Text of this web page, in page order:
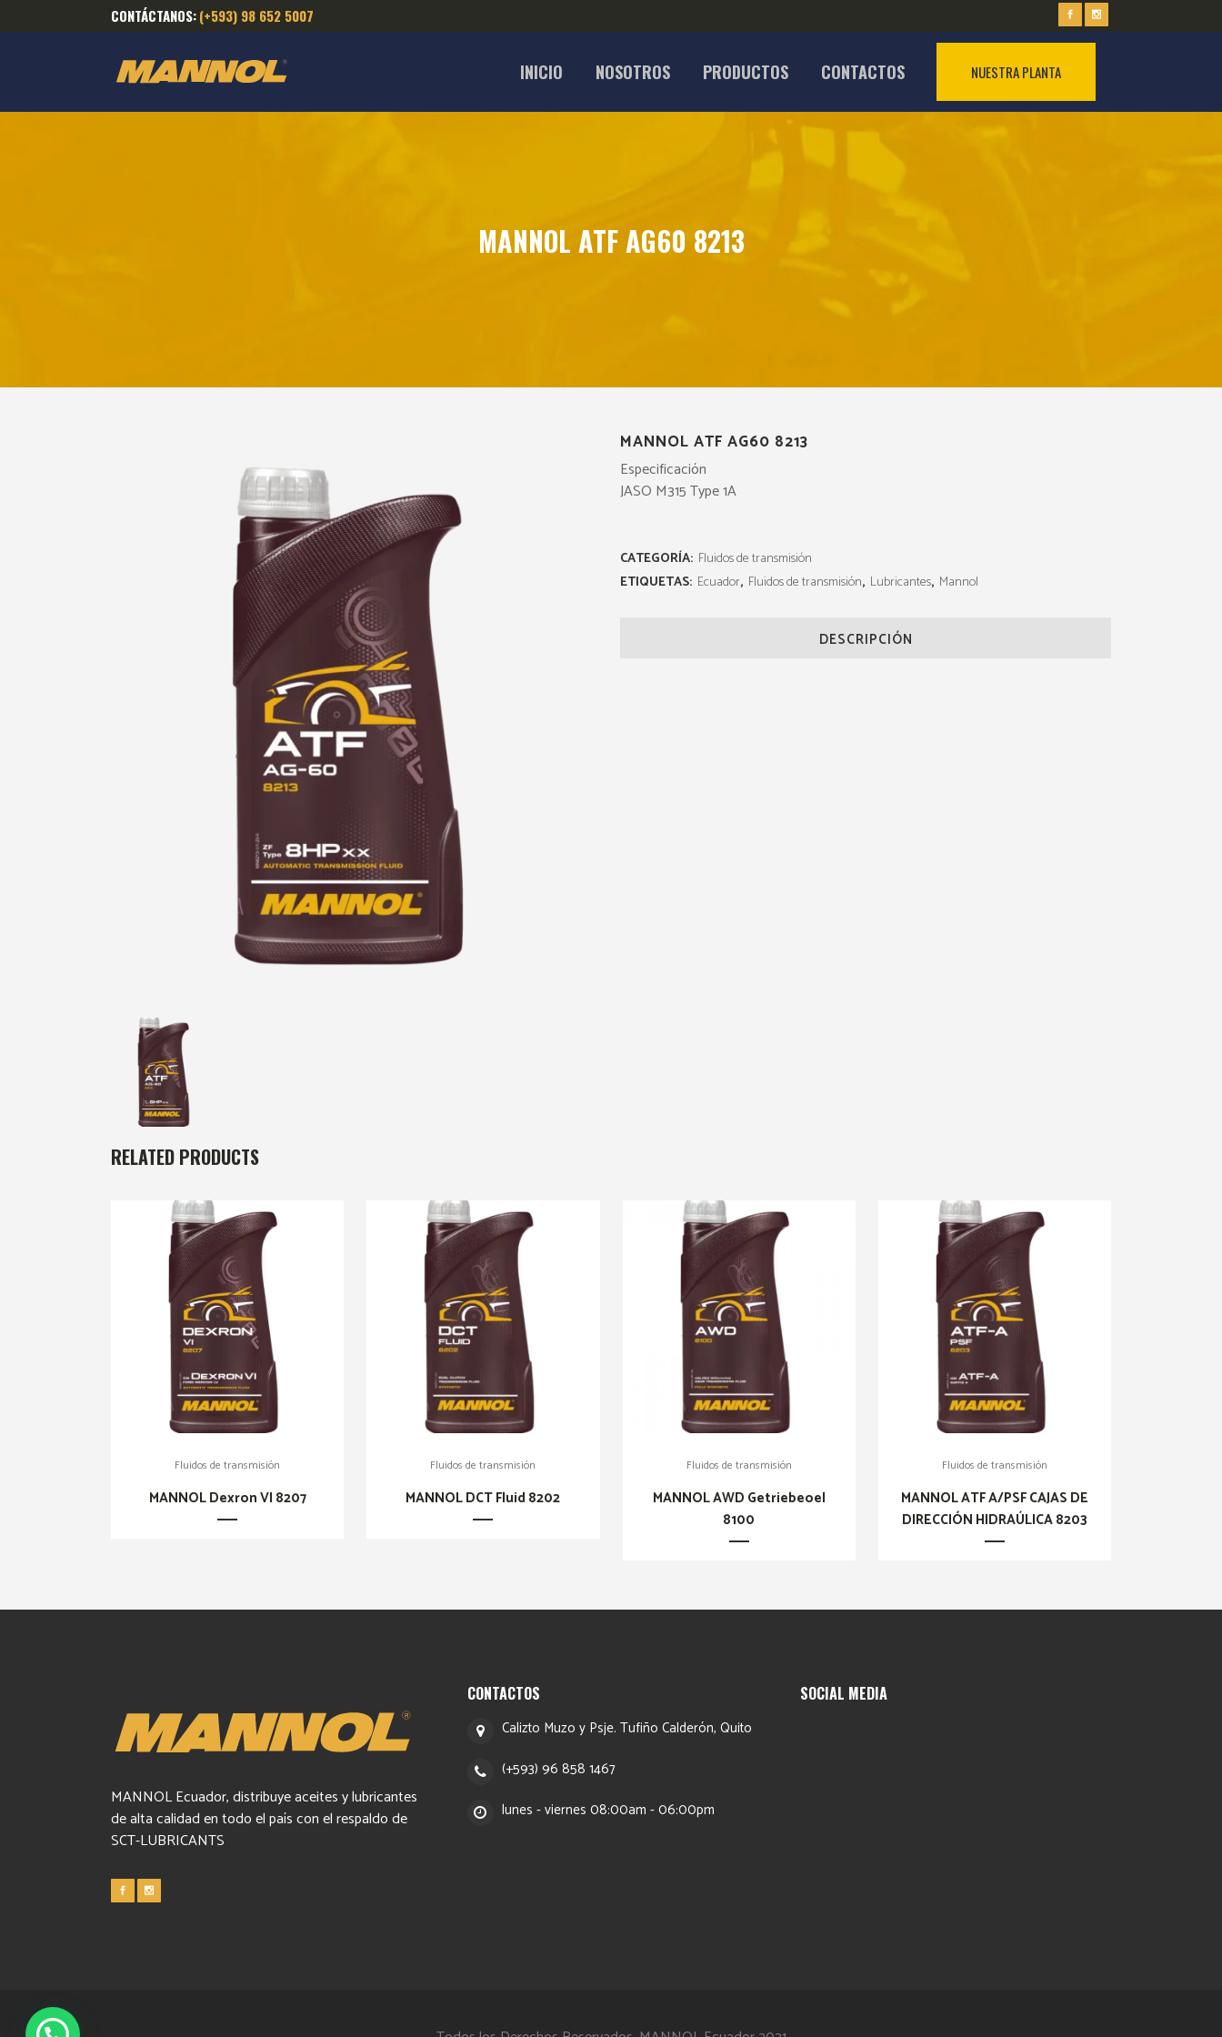
CONTÁCTANOS:(+593) 98 652 5007
NUESTRA PLANTA
INICIO NOSOTROS PRODUCTOS CONTACTOS
MANNOL ATF AG60 8213
MANNOL ATF AG60 8213
Especificación
JASO M315 Type 1A
CATEGORÍA: Fluidos de transmisión
ETIQUETAS: Ecuador, Fluidos de transmisión, Lubricantes, Mannol
DESCRIPCIÓN
RELATED PRODUCTS
Fluidos de transmisión
MANNOL Dexron VI 8207
Fluidos de transmisión
MANNOL DCT Fluid 8202
Fluidos de transmisión
MANNOL AWD Getriebeoel
8100
Fluidos de transmisión
MANNOL ATF A/PSF CAJAS DE
DIRECCIÓN HIDRAÚLICA 8203
MANNOL Ecuador, distribuye aceites y lubricantes
de alta calidad en todo el país con el respaldo de
SCT-LUBRICANTS
CONTACTOS
Calizto Muzo y Psje. Tufiño Calderón, Quito
(+593) 96 858 1467
lunes - viernes 08:00am - 06:00pm
SOCIAL MEDIA